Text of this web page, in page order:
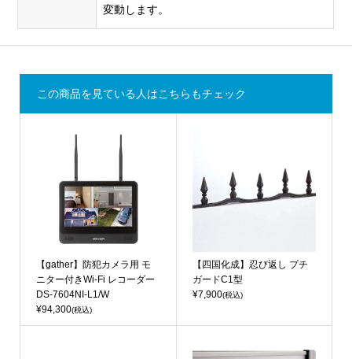
変動します。
この商品を見ている人はこちらもチェック
【gather】防犯カメラ用 モ
ニター付きWi-Fi レコーダー
DS-7604NI-L1/W
¥94,300(税込)
【四国化成】忍び返し プチ
ガードC1型
¥7,900(税込)